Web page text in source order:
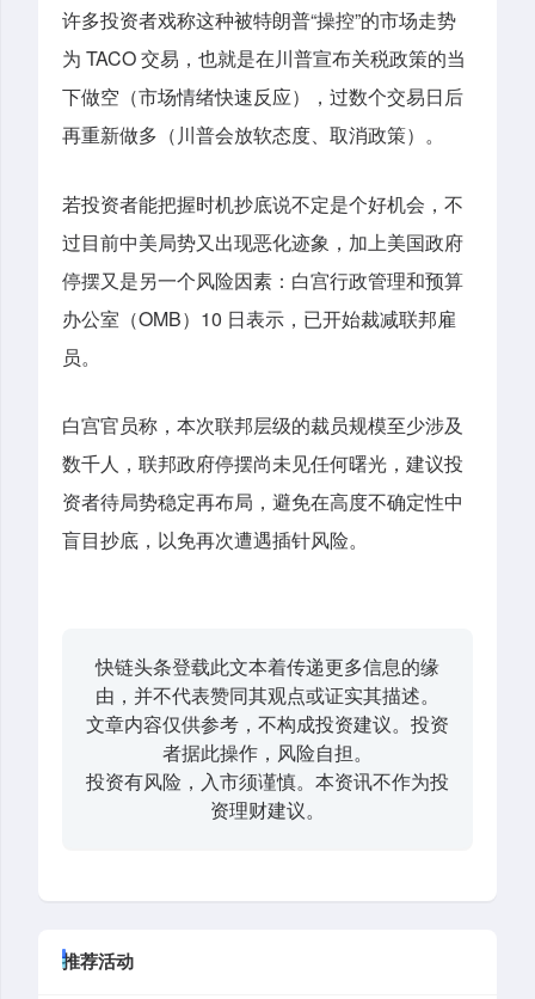
许多投资者戏称这种被特朗普“操控”的市场走势
为 TACO 交易，也就是在川普宣布关税政策的当
下做空（市场情绪快速反应），过数个交易日后
再重新做多（川普会放软态度、取消政策）。
若投资者能把握时机抄底说不定是个好机会，不
过目前中美局势又出现恶化迹象，加上美国政府
停摆又是另一个风险因素：白宫行政管理和预算
办公室（OMB）10 日表示，已开始裁减联邦雇
员。
白宫官员称，本次联邦层级的裁员规模至少涉及
数千人，联邦政府停摆尚未见任何曙光，建议投
资者待局势稳定再布局，避免在高度不确定性中
盲目抄底，以免再次遭遇插针风险。
快链头条登载此文本着传递更多信息的缘
由，并不代表赞同其观点或证实其描述。
文章内容仅供参考，不构成投资建议。投资
者据此操作，风险自担。
投资有风险，入市须谨慎。本资讯不作为投
资理财建议。
推荐活动